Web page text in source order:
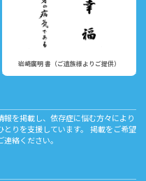
岩崎廣明 書（ご遺族様よりご提供）
を掲載し、依存症に悩む方々により
りを支援しています。 掲載をご希望
連絡ください。